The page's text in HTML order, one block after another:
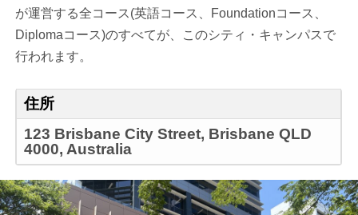
が運営する全コース(英語コース、Foundationコース、
Diplomaコース)のすべてが、このシティ・キャンパスで
行われます。
住所
123 Brisbane City Street, Brisbane QLD
4000, Australia